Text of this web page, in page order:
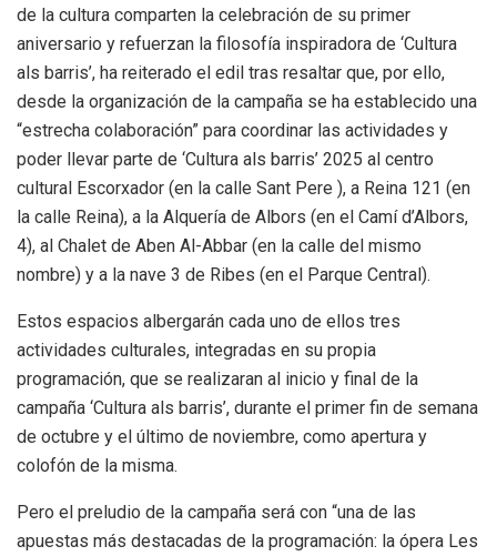
de la cultura comparten la celebración de su primer
aniversario y refuerzan la filosofía inspiradora de ‘Cultura
als barris’, ha reiterado el edil tras resaltar que, por ello,
desde la organización de la campaña se ha establecido una
“estrecha colaboración” para coordinar las actividades y
poder llevar parte de ‘Cultura als barris’ 2025 al centro
cultural Escorxador (en la calle Sant Pere ), a Reina 121 (en
la calle Reina), a la Alquería de Albors (en el Camí d’Albors,
4), al Chalet de Aben Al-Abbar (en la calle del mismo
nombre) y a la nave 3 de Ribes (en el Parque Central).
Estos espacios albergarán cada uno de ellos tres
actividades culturales, integradas en su propia
programación, que se realizaran al inicio y final de la
campaña ‘Cultura als barris’, durante el primer fin de semana
de octubre y el último de noviembre, como apertura y
colofón de la misma.
Pero el preludio de la campaña será con “una de las
apuestas más destacadas de la programación: la ópera Les